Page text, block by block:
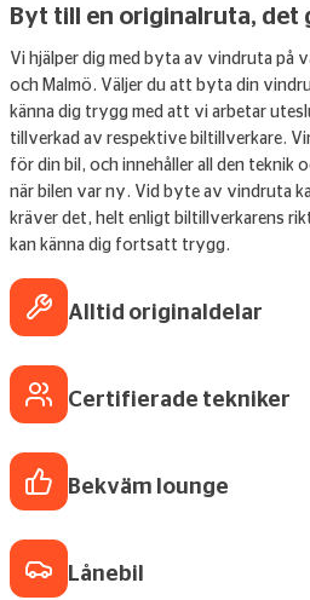
Byt till en originalruta, det
Vi hjälper dig med byta av vindruta på
och Malmö. Väljer du att byta din
känna dig trygg med att vi arbetar
tillverkad av respektive biltillverkare.
för din bil, och innehåller all den teknik
när bilen var ny. Vid byte av vindruta
kräver det, helt enligt biltillverkarens
kan känna dig fortsatt trygg.
Alltid originaldelar
Certifierade tekniker
Bekväm lounge
Lånebil